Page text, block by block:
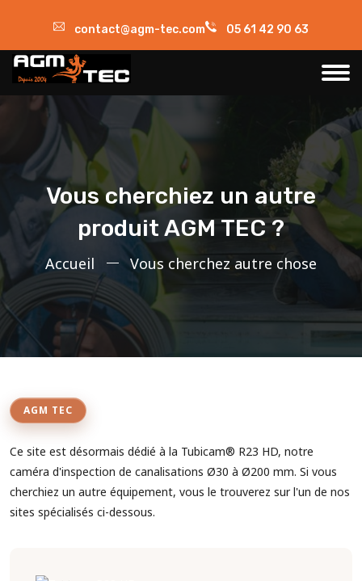
contact@agm-tec.com 05 61 42 90 63
Vous cherchiez un autre
produit AGM TEC ?
Accueil Vous cherchez autre chose
AGM TEC
Ce site est désormais dédié à la Tubicam® R23 HD, notre
caméra d'inspection de canalisations Ø30 à Ø200 mm. Si vous
cherchiez un autre équipement, vous le trouverez sur l'un de nos
sites spécialisés ci-dessous.